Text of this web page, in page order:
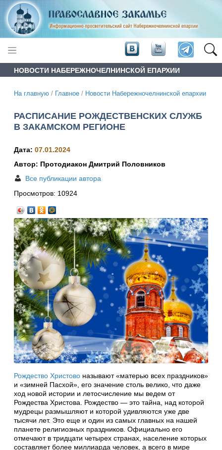
НОВОСТИ НАБЕРЕЖНОЧЕЛНИНСКОЙ ЕПАРХИИ
На главную / Главное / Новости Набережночелнинской епархии
РАСПИСАНИЕ РОЖДЕСТВЕНСКИХ СЛУЖБ
В ЗАКАМСКОМ РЕГИОНЕ
Дата: 07.01.2024
Автор: Протодиакон Дмитрий Половников
Все публикации автора
Просмотров: 10924
Рождество Христово называют «матерью всех праздников»
и «зимней Пасхой», его значение столь велико, что даже
ход новой истории и летосчисление мы ведем от
Рождества Христова. Рождество — это тайна, над которой
мудрецы размышляют и которой удивляются уже две
тысячи лет. Это еще и один из самых главных на нашей
планете религиозных праздников. Официально его
отмечают в тридцати четырех странах, население которых
составляет более миллиарда человек, а всего в мире